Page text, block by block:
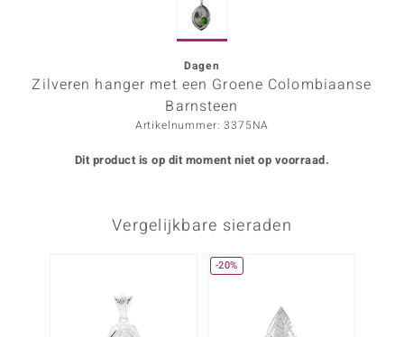
Designs
Dagen
Zilveren hanger met een Groene Colombiaanse
Barnsteen
Artikelnummer: 3375NA
Dit product is op dit moment niet op voorraad.
Vergelijkbare sieraden
-20%